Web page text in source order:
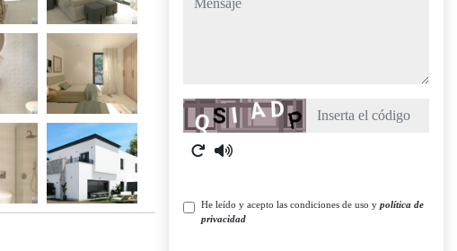
Captcha
He leído y acepto las condiciones de uso y política de
privacidad